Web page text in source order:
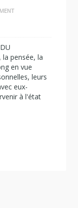
pensée, la
en vue
leurs
eux-
à l'état